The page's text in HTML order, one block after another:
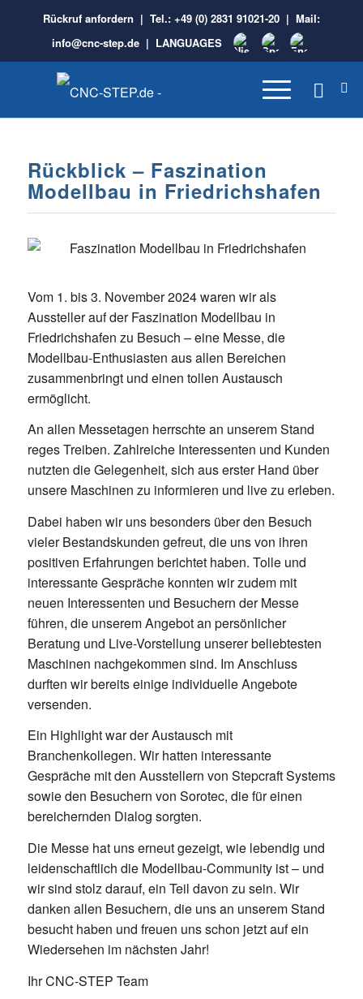
Rückruf anfordern | Tel.: +49 (0) 2831 91021-20| Mail:
info@cnc-step.de | LANGUAGES
Rückblick – Faszination
Modellbau in Friedrichshafen
Vom 1. bis 3. November 2024 waren wir als
Aussteller auf der Faszination Modellbau in
Friedrichshafen zu Besuch – eine Messe, die
Modellbau-Enthusiasten aus allen Bereichen
zusammenbringt und einen tollen Austausch
ermöglicht.
An allen Messetagen herrschte an unserem Stand
reges Treiben. Zahlreiche Interessenten und Kunden
nutzten die Gelegenheit, sich aus erster Hand über
unsere Maschinen zu informieren und live zu erleben.
Dabei haben wir uns besonders über den Besuch
vieler Bestandskunden gefreut, die uns von ihren
positiven Erfahrungen berichtet haben. Tolle und
interessante Gespräche konnten wir zudem mit
neuen Interessenten und Besuchern der Messe
führen, die unserem Angebot an persönlicher
Beratung und Live-Vorstellung unserer beliebtesten
Maschinen nachgekommen sind. Im Anschluss
durften wir bereits einige individuelle Angebote
versenden.
Ein Highlight war der Austausch mit
Branchenkollegen. Wir hatten interessante
Gespräche mit den Ausstellern von Stepcraft Systems
sowie den Besuchern von Sorotec, die für einen
bereichernden Dialog sorgten.
Die Messe hat uns erneut gezeigt, wie lebendig und
leidenschaftlich die Modellbau-Community ist – und
wir sind stolz darauf, ein Teil davon zu sein. Wir
danken allen Besuchern, die uns an unserem Stand
besucht haben und freuen uns schon jetzt auf ein
Wiedersehen im nächsten Jahr!
Ihr CNC-STEP Team